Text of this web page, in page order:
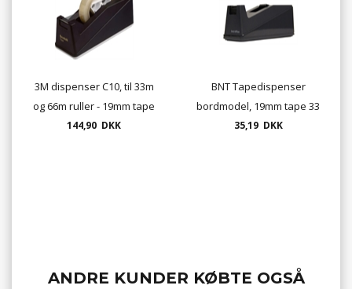
3M dispenser C10, til 33m
og 66m ruller - 19mm tape
144,90 DKK
BNT Tapedispenser
bordmodel, 19mm tape 33
m.
35,19 DKK
ANDRE KUNDER KØBTE OGSÅ